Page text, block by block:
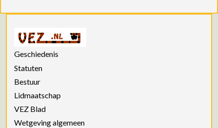
Geschiedenis
Statuten
Bestuur
Lidmaatschap
VEZ Blad
Wetgeving algemeen